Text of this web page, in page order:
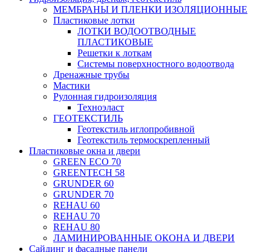
МЕМБРАНЫ И ПЛЕНКИ ИЗОЛЯЦИОННЫЕ
Пластиковые лотки
ЛОТКИ ВОДООТВОДНЫЕ
ПЛАСТИКОВЫЕ
Решетки к лоткам
Системы поверхностного водоотвода
Дренажные трубы
Мастики
Рулонная гидроизоляция
Техноэласт
ГЕОТЕКСТИЛЬ
Геотекстиль иглопробивной
Геотекстиль термоскрепленный
Пластиковые окна и двери
GREEN ECO 70
GREENTECH 58
GRUNDER 60
GRUNDER 70
REHAU 60
REHAU 70
REHAU 80
ЛАМИНИРОВАННЫЕ ОКОНА И ДВЕРИ
Сайдинг и фасадные панели